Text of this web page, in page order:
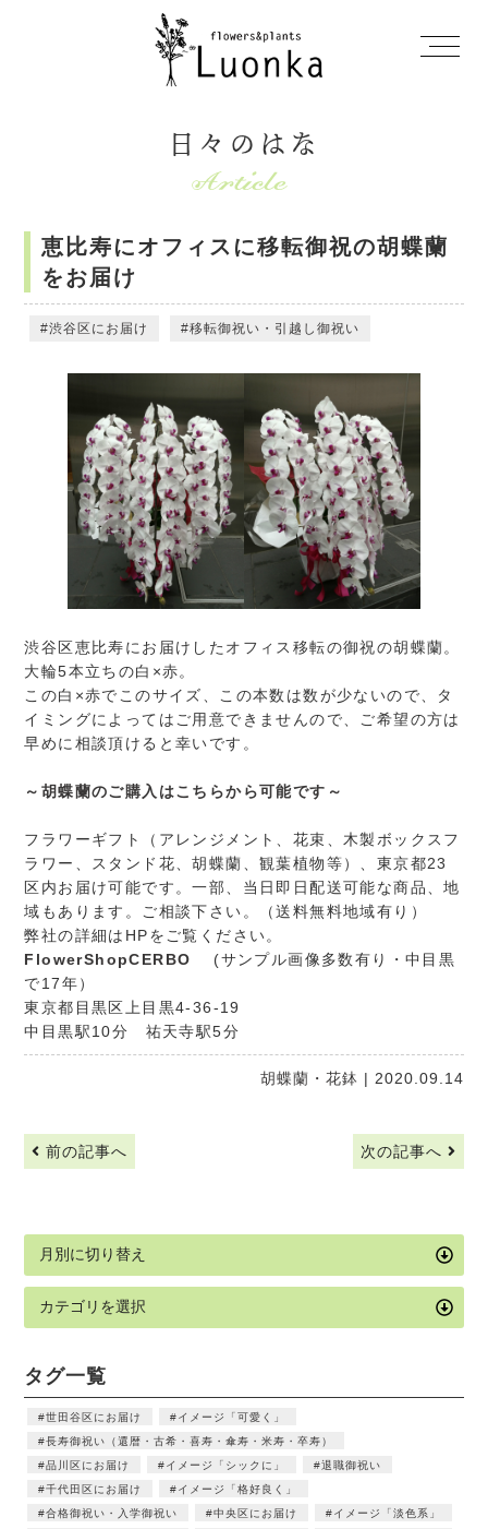
日々のはな
恵比寿にオフィスに移転御祝の胡蝶蘭
をお届け
渋谷区にお届け 移転御祝い・引越し御祝い
渋谷区恵比寿にお届けしたオフィス移転の御祝の胡蝶蘭。
大輪5本立ちの白×赤。
この白×赤でこのサイズ、この本数は数が少ないので、タ
イミングによってはご用意できませんので、ご希望の方は
早めに相談頂けると幸いです。
～胡蝶蘭のご購入はこちらから可能です～
フラワーギフト（アレンジメント、花束、木製ボックスフ
ラワー、スタンド花、胡蝶蘭、観葉植物等）、東京都23
区内お届け可能です。一部、当日即日配送可能な商品、地
域もあります。ご相談下さい。（送料無料地域有り）
弊社の詳細はHPをご覧ください。
FlowerShopCERBO
(サンプル画像多数有り・中目黒
で17年）
東京都目黒区上目黒4-36-19
中目黒駅10分 祐天寺駅5分
胡蝶蘭・花鉢 | 2020.09.14
前の記事へ 次の記事へ
タグ一覧
世田谷区にお届け
イメージ「可愛く」
長寿御祝い（還暦・古希・喜寿・傘寿・米寿・卒寿）
品川区にお届け
イメージ「シックに」
退職御祝い
千代田区にお届け
イメージ「格好良く」
合格御祝い・入学御祝い
中央区にお届け
イメージ「淡色系」